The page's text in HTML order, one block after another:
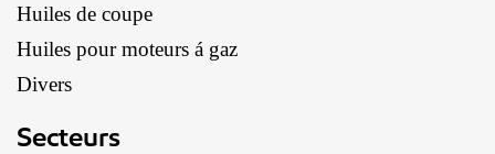
Huiles de coupe
Huiles pour moteurs á gaz
Divers
Secteurs